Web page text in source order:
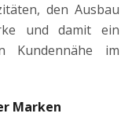
den Ausbau
und damit ein
Kundennähe im
Marken